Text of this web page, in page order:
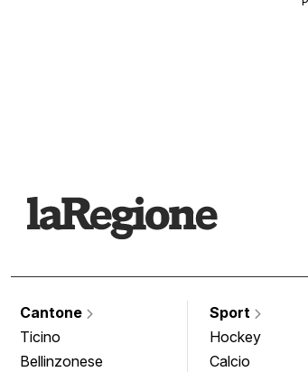
Cantone
Ticino
Bellinzonese
Sport
Hockey
Calcio